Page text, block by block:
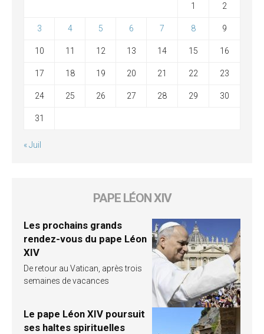
1 2
3 4 5 6 7 8 9
10 11 12 13 14 15 16
17 18 19 20 21 22 23
24 25 26 27 28 29 30
31
« Juil
PAPE LÉON XIV
Les prochains grands
rendez-vous du pape Léon
XIV
De retour au Vatican, après trois
semaines de vacances
Le pape Léon XIV poursuit
ses haltes spirituelles